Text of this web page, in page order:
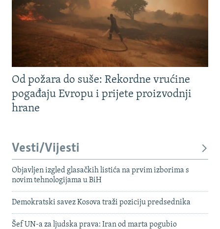
Od požara do suše: Rekordne vrućine
pogađaju Evropu i prijete proizvodnji
hrane
Vesti/Vijesti
Objavljen izgled glasačkih listića na prvim izborima s
novim tehnologijama u BiH
Demokratski savez Kosova traži poziciju predsednika
Šef UN-a za ljudska prava: Iran od marta pogubio